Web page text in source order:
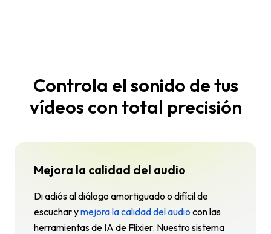
Controla el sonido de tus
vídeos con total precisión
Mejora la calidad del audio
Di adiós al diálogo amortiguado o difícil de
escuchar ymejora la calidad del audio con las
herramientas de IA de Flixier. Nuestro sistema